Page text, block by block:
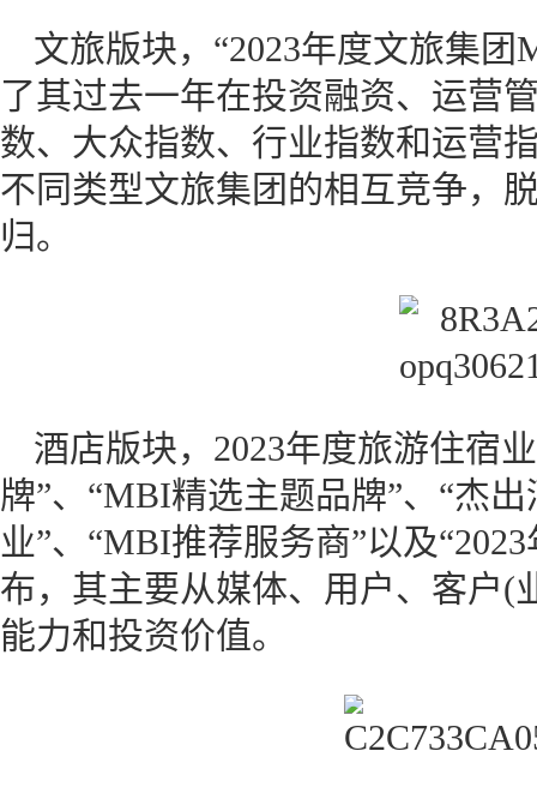
文旅版块，“2023年度文旅集
了其过去一年在投资融资、运营
数、大众指数、行业指数和运营
不同类型文旅集团的相互竞争，
归。
酒店版块，2023年度旅游住宿
牌”、“MBI精选主题品牌”、“杰
业”、“MBI推荐服务商”以及
布，其主要从媒体、用户、客户(
能力和投资价值。